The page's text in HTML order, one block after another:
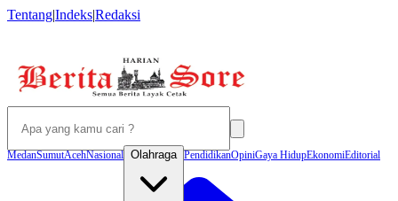
Tentang|Indeks|Redaksi
MedanSumutAcehNasional Olahraga PendidikanOpiniGaya HidupEkonomiEditorial